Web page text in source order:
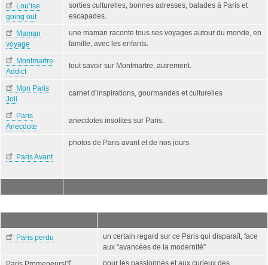
Lou’ise
going out
sorties culturelles, bonnes adresses, balades à Paris et
escapades.
Maman
voyage
une maman raconte tous ses voyages autour du monde, en
famille, avec les enfants.
Montmartre
Addict
tout savoir sur Montmartre, autrement.
Mon Paris
Joli
carnet d’inspirations, gourmandes et culturelles
Paris
Anecdote
anecdotes insolites sur Paris.
Paris Avant
photos de Paris avant et de nos jours.
Paris perdu
un certain regard sur ce Paris qui disparaît, face
aux “avancées de la modernité”
pour les passionnés et aux curieux des